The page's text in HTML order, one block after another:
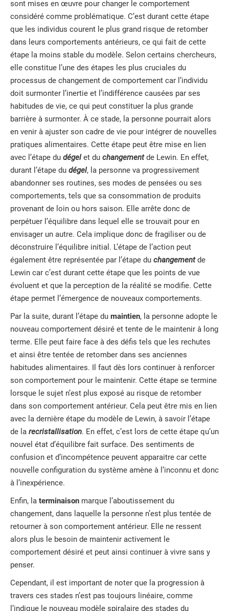
sont mises en œuvre pour changer le comportement
considéré comme problématique. C’est durant cette étape
que les individus courent le plus grand risque de retomber
dans leurs comportements antérieurs, ce qui fait de cette
étape la moins stable du modèle. Selon certains chercheurs,
elle constitue l’une des étapes les plus cruciales du
processus de changement de comportement car l’individu
doit surmonter l’inertie et l’indifférence causées par ses
habitudes de vie, ce qui peut constituer la plus grande
barrière à surmonter. À ce stade, la personne pourrait alors
en venir à ajuster son cadre de vie pour intégrer de nouvelles
pratiques alimentaires. Cette étape peut être mise en lien
avec l’étape du dégelet du changementde Lewin. En effet,
durant l’étape du dégel, la personne va progressivement
abandonner ses routines, ses modes de pensées ou ses
comportements, tels que sa consommation de produits
provenant de loin ou hors saison. Elle arrête donc de
perpétuer l’équilibre dans lequel elle se trouvait pour en
envisager un autre. Cela implique donc de fragiliser ou de
déconstruire l’équilibre initial. L’étape de l’action peut
également être représentée par l’étape du changementde
Lewin car c’est durant cette étape que les points de vue
évoluent et que la perception de la réalité se modifie. Cette
étape permet l’émergence de nouveaux comportements.
Par la suite, durant l’étape du maintien, la personne adopte le
nouveau comportement désiré et tente de le maintenir à long
terme. Elle peut faire face à des défis tels que les rechutes
et ainsi être tentée de retomber dans ses anciennes
habitudes alimentaires. Il faut dès lors continuer à renforcer
son comportement pour le maintenir. Cette étape se termine
lorsque le sujet n’est plus exposé au risque de retomber
dans son comportement antérieur. Cela peut être mis en lien
avec la dernière étape du modèle de Lewin, à savoir l’étape
de la recristallisation. En effet, c’est lors de cette étape qu’un
nouvel état d’équilibre fait surface. Des sentiments de
confusion et d’incompétence peuvent apparaitre car cette
nouvelle configuration du système amène à l’inconnu et donc
à l’inexpérience.
Enfin, la terminaison marque l’aboutissement du
changement, dans laquelle la personne n’est plus tentée de
retourner à son comportement antérieur. Elle ne ressent
alors plus le besoin de maintenir activement le
comportement désiré et peut ainsi continuer à vivre sans y
penser.
Cependant, il est important de noter que la progression à
travers ces stades n’est pas toujours linéaire, comme
l’indique le nouveau modèle spiralaire des stades du